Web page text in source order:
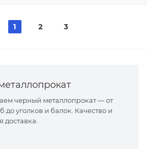
1 2 3
черный металлопрокат — от
до уголков и балок. Качество и
доставка.